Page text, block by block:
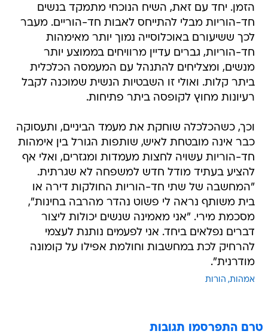
הזמן. יחד עם זאת, השיח הנוכחי מתמקד בנשים
חד-הוריות מבלי להתייחס לאבות חד-הוריים. מעבר
לכך ששיעורם באוכלוסייה נמוך יותר מאימהות
חד-הוריות, גברים עדיין מרוויחים בממוצע יותר
מנשים, ומצליחים להתנהל עם המעמסה הכלכלית
ביתר קלות. ואולי זו השבטיות הנשית שמוכנה לקבל
רעיונות מחוץ לקופסה ביתר פתיחות.
וכך, כשהכלכלה שוחקת את מעמד הביניים, ותעסוקה
כבר אינה מובטחת לאיש, שותפות הגורל בין אימהות
חד-הוריות עשויה לחצות מעמדות ומגזרים, ואלי אף
להציע בעתיד מודל חדש למשפחה לא שגרתית.
"המחשבה של שתי חד-הוריות החולקות דירה או
בית משותף נראה לי פשוט נהדר מהרבה בחינות",
מסכמת מירי. "אני מאמינה שנשים יכולות ליצור
דברים נפלאים ביחד. אני לפעמים נותנת לעצמי
להרחיק לכת במחשבות וחולמת אפילו על קומונה
מודרנית".
אמהות הורות
טרם התפרסמו תגובות